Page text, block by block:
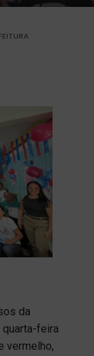
da
feira
vermelho,